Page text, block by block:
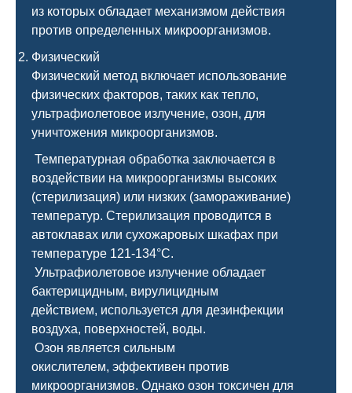
из которых обладает механизмом действия
против определенных микроорганизмов.
Физический
Физический метод включает использование
физических факторов, таких как тепло,
ультрафиолетовое излучение, озон, для
уничтожения микроорганизмов.
Температурная обработка заключается в
воздействии на микроорганизмы высоких
(стерилизация) или низких (замораживание)
температур. Стерилизация проводится в
автоклавах или сухожаровых шкафах при
температуре 121-134°C.
Ультрафиолетовое излучение обладает
бактерицидным, вирулицидным
действием, используется для дезинфекции
воздуха, поверхностей, воды.
Озон является сильным
окислителем, эффективен против
микроорганизмов. Однако озон токсичен для